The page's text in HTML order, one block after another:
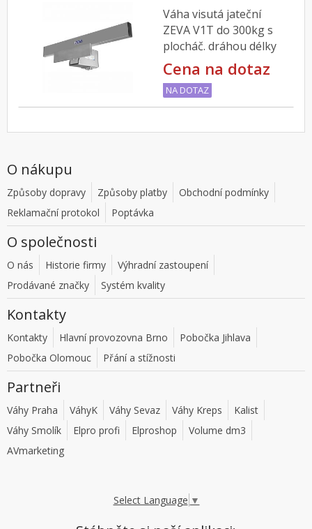
Váha visutá jateční
ZEVA V1T do 300kg s
plocháč. dráhou délky
300mm
Cena na dotaz
NA DOTAZ
O nákupu
Způsoby dopravy Způsoby platby
Obchodní podmínky
Reklamační protokol
Poptávka
O společnosti
O nás Historie firmy
Výhradní zastoupení
Prodávané značky
Systém kvality
Kontakty
Kontakty Hlavní provozovna Brno
Pobočka Jihlava
Pobočka Olomouc
Přání a stížnosti
Partneři
Váhy Praha VáhyK Váhy Sevaz Váhy Kreps
Kalist
Váhy Smolík
Elpro profi Elproshop
Volume dm3
AVmarketing
Select Language ▼